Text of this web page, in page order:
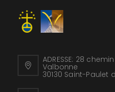
ADRESSE: 28
Valbonne
30130 Saint-Paulet